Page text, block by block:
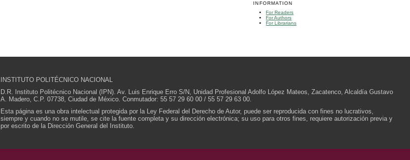
INFORMATION
For Readers
For Authors
For Librarians
INSTITUTO POLITÉCNICO NACIONAL
D.R. Instituto Politécnico Nacional (IPN). Av. Luis Enrique Erro S/N, Unidad Profesional Adolfo López Mateos, Zacatenco, Alcaldía Gustavo
A. Madero, C.P. 07738, Ciudad de México. Conmutador: 55 57 29 60 00 / 55 57 29 63 00.
Esta página es una obra intelectual protegida por la Ley Federal del Derecho de Autor, puede ser reproducida con fines no lucrativos,
siempre y cuando no se mutile, se cite la fuente completa y su dirección electrónica; su uso para otros fines, requiere autorización previa y
por escrito de la Dirección General del Instituto.